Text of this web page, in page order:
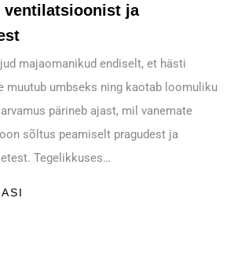
ventilatsioonist ja
majaomanikud endiselt, et hästi
muutub umbseks ning kaotab loomuliku
pärineb ajast, mil vanemate
sõltus peamiselt pragudest ja
Tegelikkuses…